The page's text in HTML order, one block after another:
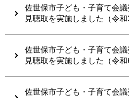
佐世保市子ども・子育て会
見聴取を実施しました（令和
佐世保市子ども・子育て会
見聴取を実施しました（令和
佐世保市子ども・子育て会